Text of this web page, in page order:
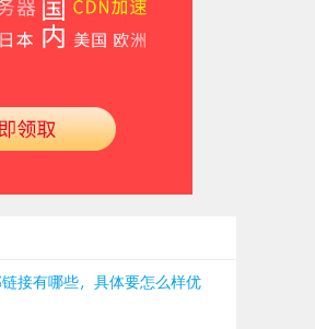
接有哪些，具体要怎么样优